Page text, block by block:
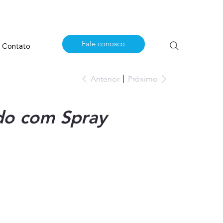
Contato Fale conosco
Anterior Próximo
com Spray